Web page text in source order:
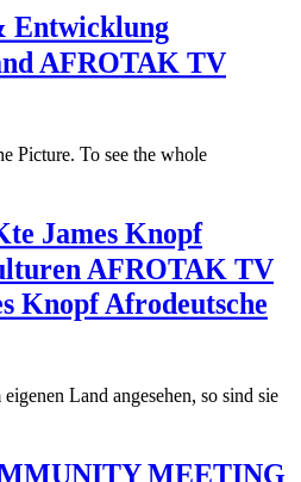
Entwicklung
AFROTAK TV
Picture. To see the whole
James Knopf
AFROTAK TV
Knopf Afrodeutsche
Land angesehen, so sind sie
MEETING